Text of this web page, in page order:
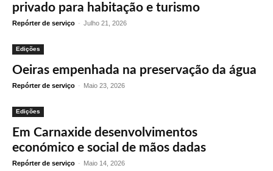
privado para habitação e turismo
Repórter de serviço - Julho 21, 2026
Edições
Oeiras empenhada na preservação da água
Repórter de serviço - Maio 23, 2026
Edições
Em Carnaxide desenvolvimentos
económico e social de mãos dadas
Repórter de serviço - Maio 14, 2026